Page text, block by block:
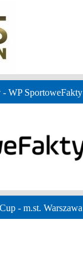
- WP SportoweFakty
- m.st. Warszawa